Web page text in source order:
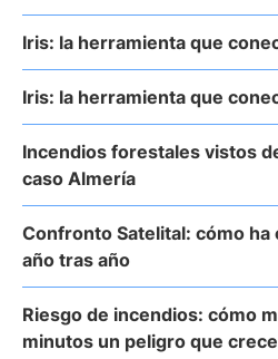
Iris: la herramienta que
Iris: la herramienta que
Incendios forestales vistos
caso Almería
Confronto Satelital: cómo
año tras año
Riesgo de incendios: cómo
minutos un peligro que crece